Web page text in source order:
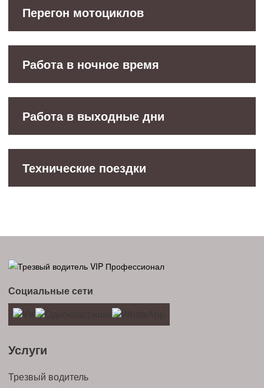
Перегон мотоциклов
Работа в ночное время
Работа в выходные дни
Технические поездки
Социальные сети
Услуги
Трезвый водитель